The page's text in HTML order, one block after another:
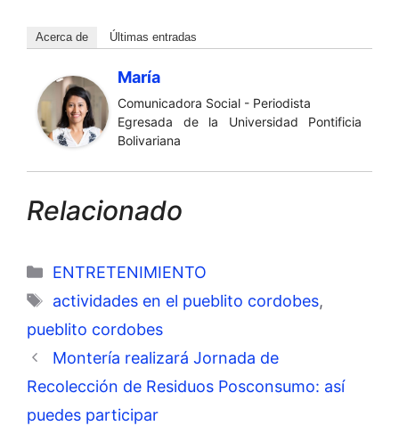
Acerca de Últimas entradas
María
Comunicadora Social - Periodista
Egresada de la Universidad Pontificia
Bolivariana
Relacionado
Categorías
ENTRETENIMIENTO
Etiquetas
actividades en el pueblito cordobes,
pueblito cordobes
Montería realizará Jornada de
Recolección de Residuos Posconsumo: así
puedes participar